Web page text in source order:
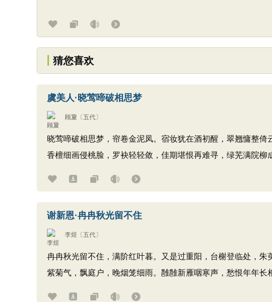
猜您喜欢
虞美人·晓莺啼破相思梦
顾夐 〔五代〕
晓莺啼破相思梦，帘卷金泥凤。宿妆犹在酒初醒，翠翘慵整倚
香檀细画侵桃脸，罗袂轻轻敛，佳期堪恨再难寻，绿芜满院柳
谢新恩·冉冉秋光留不住
李煜 〔五代〕
冉冉秋光留不住，满阶红叶暮。又是过重阳，台榭登临处，朱
紫菊气，飘庭户，晚烟笼细雨。雝雝新雁咽寒声，愁恨年年长